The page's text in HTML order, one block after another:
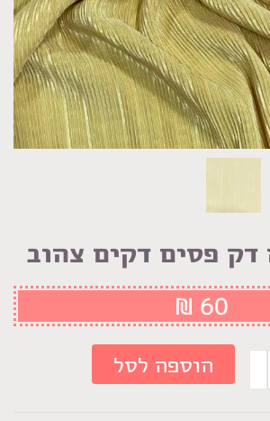
דק פסים דקים צהוב
₪ 60
הוספה לסל